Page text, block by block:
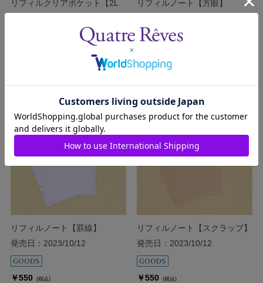
リフィルクリアポケット【2L
サイズ】
リフィルノート【方眼】
リフィルノート【罫線】
発売日：2023/10/12
￥550 (税込)
リフィルノート【スクラップ】
発売日：2023/10/12
￥550 (税込)